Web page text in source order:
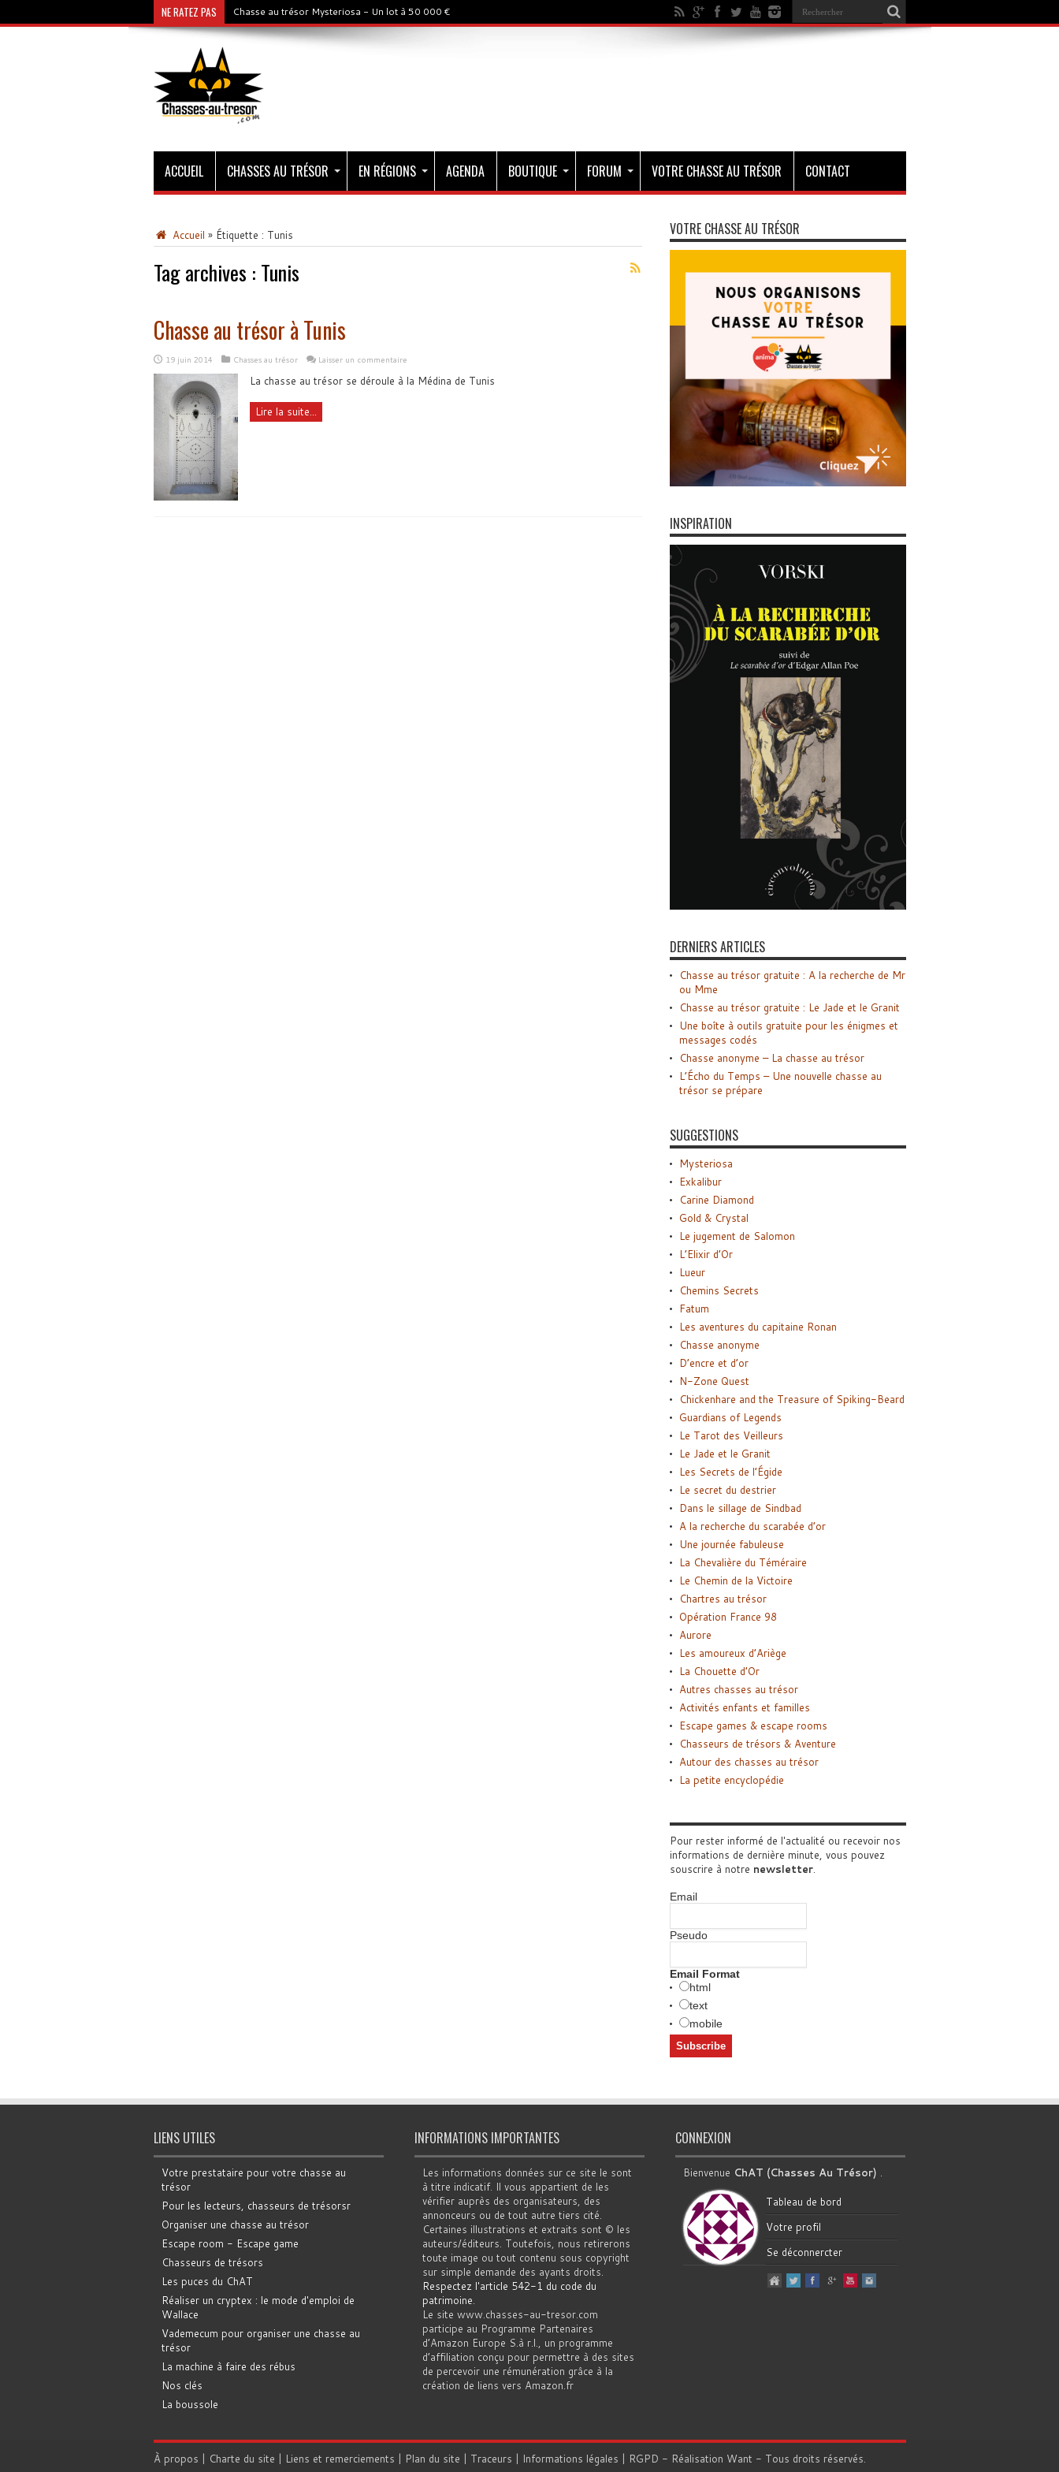
NE RATEZ PAS Chasse au trésor Mysteriosa - Un lot à 50 000 €
ACCUEIL CHASSES AU TRÉSOR EN RÉGIONS AGENDA BOUTIQUE FORUM VOTRE CHASSE AU TRÉSOR CONTACT
Accueil » Étiquette : Tunis
Tag archives : Tunis
Chasse au trésor à Tunis
19 juin 2014 Chasses au trésor Laisser un commentaire
La chasse au trésor se déroule à la Médina de Tunis
Lire la suite...
VOTRE CHASSE AU TRÉSOR
INSPIRATION
DERNIERS ARTICLES
Chasse au trésor gratuite : A la recherche de Mr
ou Mme
Chasse au trésor gratuite : Le Jade et le Granit
Une boîte à outils gratuite pour les énigmes et
messages codés
Chasse anonyme – La chasse au trésor
L’Écho du Temps – Une nouvelle chasse au
trésor se prépare
SUGGESTIONS
Mysteriosa
Exkalibur
Carine Diamond
Gold & Crystal
Le jugement de Salomon
L’Elixir d’Or
Lueur
Chemins Secrets
Fatum
Les aventures du capitaine Ronan
Chasse anonyme
D’encre et d’or
N-Zone Quest
Chickenhare and the Treasure of Spiking-Beard
Guardians of Legends
Le Tarot des Veilleurs
Le Jade et le Granit
Les Secrets de l’Égide
Le secret du destrier
Dans le sillage de Sindbad
A la recherche du scarabée d’or
Une journée fabuleuse
La Chevalière du Téméraire
Le Chemin de la Victoire
Chartres au trésor
Opération France 98
Aurore
Les amoureux d’Ariège
La Chouette d’Or
Autres chasses au trésor
Activités enfants et familles
Escape games & escape rooms
Chasseurs de trésors & Aventure
Autour des chasses au trésor
La petite encyclopédie
Pour rester informé de l'actualité ou recevoir nos
informations de dernière minute, vous pouvez
souscrire à notre newsletter.
Email
Pseudo
Email Format
html
text
mobile
LIENS UTILES
Votre prestataire pour votre chasse au
trésor
Pour les lecteurs, chasseurs de trésorsr
Organiser une chasse au trésor
Escape room - Escape game
Chasseurs de trésors
Les puces du ChAT
Réaliser un cryptex : le mode d'emploi de
Wallace
Vademecum pour organiser une chasse au
trésor
La machine à faire des rébus
Nos clés
La boussole
INFORMATIONS IMPORTANTES
Les informations données sur ce site le sont
à titre indicatif. Il vous appartient de les
vérifier auprès des organisateurs, des
annonceurs ou de tout autre tiers cité.
Certaines illustrations et extraits sont © les
auteurs/éditeurs. Toutefois, nous retirerons
toute image ou tout contenu sous copyright
sur simple demande des ayants droits.
Respectez l'article 542-1 du code du
patrimoine.
Le site www.chasses-au-tresor.com
participe au Programme Partenaires
d’Amazon Europe S.à r.l., un programme
d’affiliation conçu pour permettre à des sites
de percevoir une rémunération grâce à la
création de liens vers Amazon.fr
CONNEXION
Bienvenue ChAT (Chasses Au Trésor) .
Tableau de bord
Votre profil
Se déconnercter
À propos | Charte du site | Liens et remerciements | Plan du site | Traceurs | Informations légales | RGPD - Réalisation Want - Tous droits réservés.